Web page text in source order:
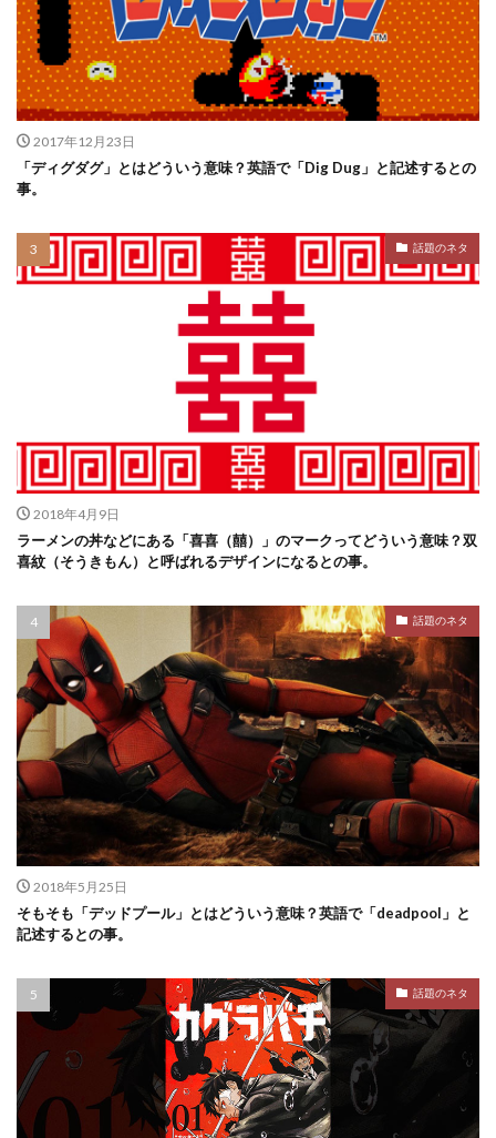
2017年12月23日
「ディグダグ」とはどういう意味？英語で「Dig Dug」と記述するとの
事。
話題のネタ
2018年4月9日
ラーメンの丼などにある「喜喜（囍）」のマークってどういう意味？双
喜紋（そうきもん）と呼ばれるデザインになるとの事。
話題のネタ
2018年5月25日
そもそも「デッドプール」とはどういう意味？英語で「deadpool」と
記述するとの事。
話題のネタ